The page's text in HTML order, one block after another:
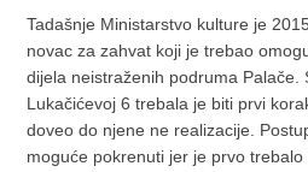
Tadašnje Ministarstvo kulture je
novac za zahvat koji je trebao
dijela neistraženih podruma Palače.
Lukačićevoj 6 trebala je biti prvi
doveo do njene ne realizacije.
moguće pokrenuti jer je prvo